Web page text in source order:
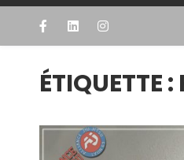
ÉTIQUETTE :